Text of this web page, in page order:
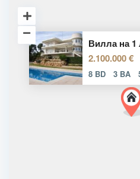
Вилла на 1
2.100.000 €
8 BD 3 BA